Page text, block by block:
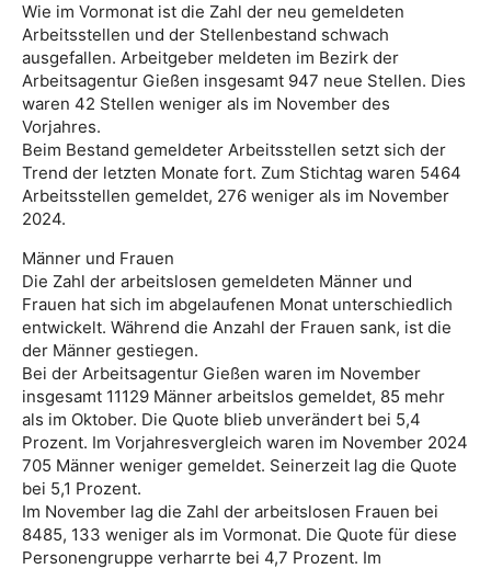
Wie im Vormonat ist die Zahl der neu gemeldeten
Arbeitsstellen und der Stellenbestand schwach
ausgefallen. Arbeitgeber meldeten im Bezirk der
Arbeitsagentur Gießen insgesamt 947 neue Stellen. Dies
waren 42 Stellen weniger als im November des
Vorjahres.
Beim Bestand gemeldeter Arbeitsstellen setzt sich der
Trend der letzten Monate fort. Zum Stichtag waren 5464
Arbeitsstellen gemeldet, 276 weniger als im November
2024.
Männer und Frauen
Die Zahl der arbeitslosen gemeldeten Männer und
Frauen hat sich im abgelaufenen Monat unterschiedlich
entwickelt. Während die Anzahl der Frauen sank, ist die
der Männer gestiegen.
Bei der Arbeitsagentur Gießen waren im November
insgesamt 11129 Männer arbeitslos gemeldet, 85 mehr
als im Oktober. Die Quote blieb unverändert bei 5,4
Prozent. Im Vorjahresvergleich waren im November 2024
705 Männer weniger gemeldet. Seinerzeit lag die Quote
bei 5,1 Prozent.
Im November lag die Zahl der arbeitslosen Frauen bei
8485, 133 weniger als im Vormonat. Die Quote für diese
Personengruppe verharrte bei 4,7 Prozent. Im